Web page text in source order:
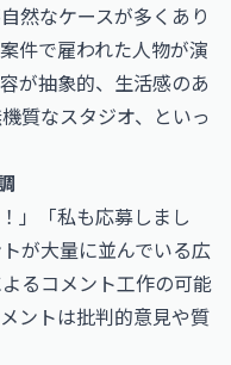
然なケースが多くあり
件で雇われた人物が演
が抽象的、生活感のあ
質なスタジオ、といっ
」「私も応募しまし
が大量に並んでいる広
るコメント工作の可能
ントは批判的意見や質